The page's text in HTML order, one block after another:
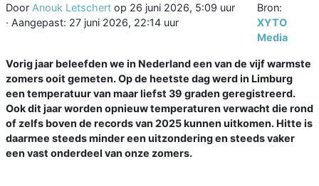
Door Anouk Letschert op 26 juni 2026, 5:09 uur
· Aangepast: 27 juni 2026, 22:14 uur
Bron:
XYTO
Media
Vorig jaar beleefden we in Nederland een van de vijf warmste
zomers ooit gemeten. Op de heetste dag werd in Limburg
een temperatuur van maar liefst 39 graden geregistreerd.
Ook dit jaar worden opnieuw temperaturen verwacht die rond
of zelfs boven de records van 2025 kunnen uitkomen. Hitte is
daarmee steeds minder een uitzondering en steeds vaker
een vast onderdeel van onze zomers.